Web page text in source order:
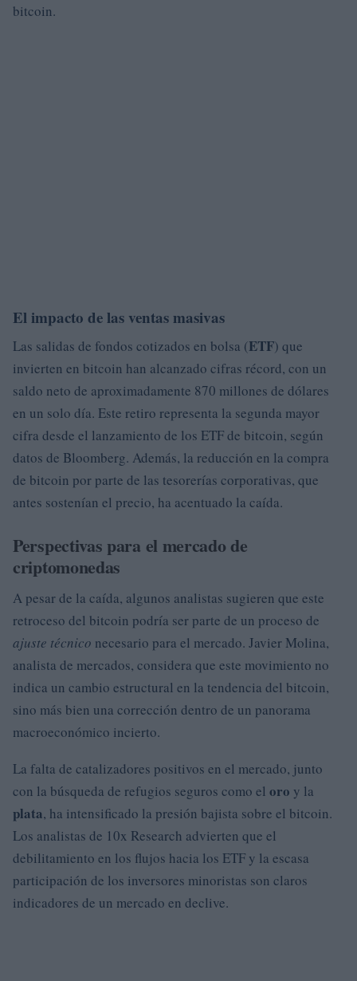
bitcoin.
El impacto de las ventas masivas
Las salidas de fondos cotizados en bolsa (ETF) que
invierten en bitcoin han alcanzado cifras récord, con un
saldo neto de aproximadamente 870 millones de dólares
en un solo día. Este retiro representa la segunda mayor
cifra desde el lanzamiento de los ETF de bitcoin, según
datos de Bloomberg. Además, la reducción en la compra
de bitcoin por parte de las tesorerías corporativas, que
antes sostenían el precio, ha acentuado la caída.
Perspectivas para el mercado de
criptomonedas
A pesar de la caída, algunos analistas sugieren que este
retroceso del bitcoin podría ser parte de un proceso de
ajuste técnico necesario para el mercado. Javier Molina,
analista de mercados, considera que este movimiento no
indica un cambio estructural en la tendencia del bitcoin,
sino más bien una corrección dentro de un panorama
macroeconómico incierto.
La falta de catalizadores positivos en el mercado, junto
con la búsqueda de refugios seguros como el oro y la
plata, ha intensificado la presión bajista sobre el bitcoin.
Los analistas de 10x Research advierten que el
debilitamiento en los flujos hacia los ETF y la escasa
participación de los inversores minoristas son claros
indicadores de un mercado en declive.